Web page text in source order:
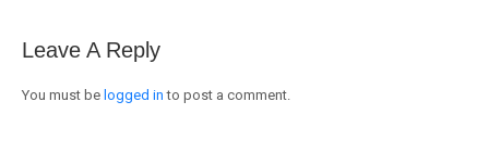
Leave A Reply
You must be logged in to post a comment.